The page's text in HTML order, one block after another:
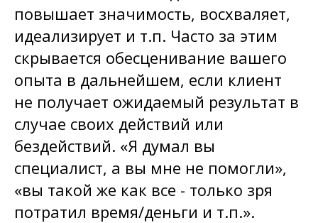
повышает значимость, восхваляет,
идеализирует и т.п. Часто за этим
скрывается обесценивание вашего
опыта в дальнейшем, если клиент
не получает ожидаемый результат в
случае своих действий или
бездействий. «Я думал вы
специалист, а вы мне не помогли»,
«вы такой же как все - только зря
потратил время/деньги и т.п.».